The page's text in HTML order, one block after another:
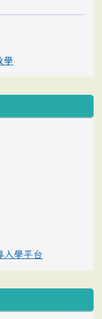
學
入學平台